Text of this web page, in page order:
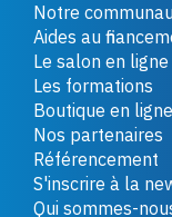
Notre
Aides au
Le salon en ligne
Les formations
Boutique en ligne
Nos partenaires
Référencement
S'inscrire à la
Qui sommes-